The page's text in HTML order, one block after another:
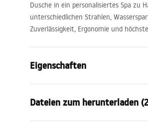
Dusche in ein personalisiertes Spa zu
unterschiedlichen Strahlen,
Zuverlässigkeit, Ergonomie und
Eigenschaften
Material
Montageart
Dateien zum herunterladen